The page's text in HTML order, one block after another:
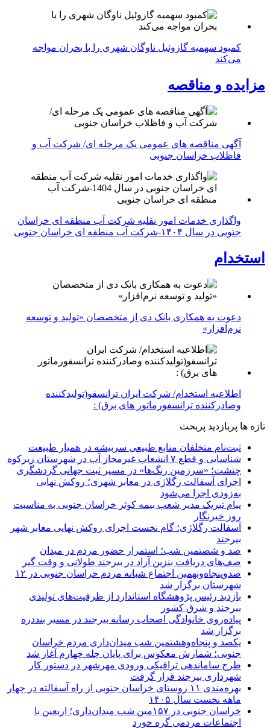
کمبود سهمیه گازوئیل ناوگان شهری را با بحران مواجه
می‌کند
مزایده و مناقصه
آگهی مناقصه های عمومی یک مرحله ای/ شرکت آب و
فاظلاب خراسان جنوبی
واگذاری خدمات امور نقلیه شرکت آب منطقه ای خراسان
جنوبی در سال ۱۴۰۴-شرکت آب منطقه ای خراسان جنوبی
استخدام
دعوت به همکاری بانک دی از متخصصان «تولید و توسعه
نرم‌افزار»
اطلاعیه استخدام/ شرکت ایران ترانسفو(تولیدکننده
وصادرکننده ترانسفورماتور های برق) :
تازه ها پربازدید پربحث
ثبت‌نام متخلفان منابع طبیعی سربیشه در همیار طبیعت
شناسایی و قطع ۷ انشعاب غیرمجاز آب در شهرستان زیرکوه
چنشت؛ «سرزمین رنگ‌ها» در مسیر ثبت جهانی گردشگری
اجرای آسفالت رگلاژی در معابر شهری؛ روکش نهایی
به‌زودی اجرا می‌شود
پیام تبریک مدیر شعب بیمه کوثر خراسان جنوبی به مناسبت
روز خبرنگار
آسفالت رگلاژی؛ گام نخست اجرای روکش نهایی معابر شهر
بیرجند
صد و شصتمین شب؛ استمرار حضور مردم در میدان
صف‌های دریافت بنزین آزاد در بیرجند طولانی و وقت گیر
صدوپنجاه‌ونهمین اجتماع شبانه مردم خراسان جنوبی در ۱۲
شهرستان برگزار شد
بازدید رئیس پژوهشگاه استاندارد از ظرفیت‌های تولیدی
بیرجند و شرق کشور
پیاده‌روی خانوادگی اصحاب رسانه بیرجند در مسیر بنددره
برگزار شد
یکصد و پنجاه‌وهشتمین شب میدان‌داری مردم خراسان
جنوبی؛ شمارش معکوس برای پایان چله چهارم آغاز شد
طرح ساماندهی ترافیکی ورودی مهرشهر در دستور کار
شهرداری بیرجند قرار گرفت
بهره‌مندی ۱۱ روستای خراسان جنوبی از راه آسفالته در چهار
ماهه نخست سال ۱۴۰۵
خراسان جنوبی در ۱۵۷مین شب میدان‌داری؛ اربعین با
اجتماعات مردمی گره خورد